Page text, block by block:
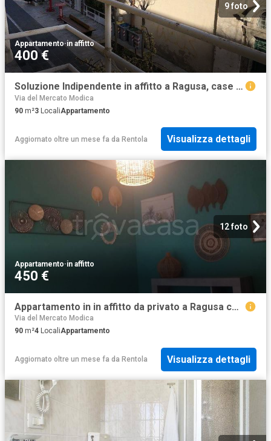
9 foto
Appartamento·in affitto
400 €
Soluzione Indipendente in affitto a Ragusa, case in affitto Ragusa
Via del Mercato Modica
90 m²3 LocaliAppartamento
Aggiornato oltre un mese fa da Rentola Visualizza dettagli
12 foto
Appartamento·in affitto
450 €
Appartamento in in affitto da privato a Ragusa corso Italia, 320, da privato, centrale, vicinanze negozi TrovaCasa
Via del Mercato Modica
90 m²4 LocaliAppartamento
Aggiornato oltre un mese fa da Rentola Visualizza dettagli